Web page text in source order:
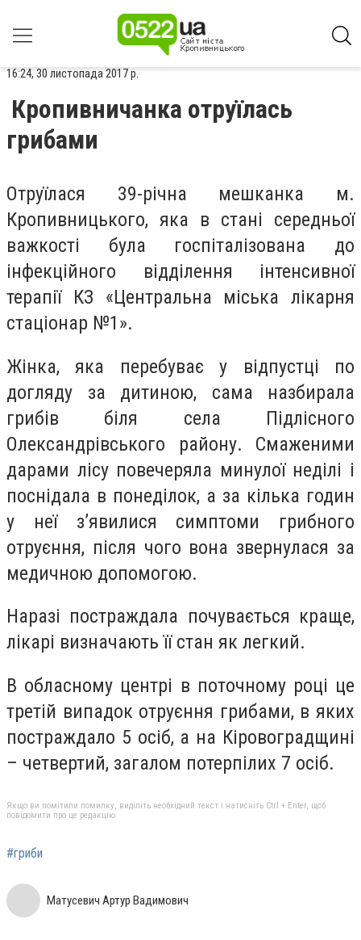
16:24, 30 листопада 2017 р.
Кропивничанка отруїлась
грибами
Отруїлася 39-річна мешканка м.
Кропивницького, яка в стані середньої
важкості була госпіталізована до
інфекційного відділення інтенсивної
терапії КЗ «Центральна міська лікарня
стаціонар №1».
Жінка, яка перебуває у відпустці по
догляду за дитиною, сама назбирала
грибів біля села Підлісного
Олександрівського району. Смаженими
дарами лісу повечеряла минулої неділі і
поснідала в понеділок, а за кілька годин
у неї з’явилися симптоми грибного
отруєння, після чого вона звернулася за
медичною допомогою.
Наразі постраждала почувається краще,
лікарі визначають її стан як легкий.
В обласному центрі в поточному році це
третій випадок отруєння грибами, в яких
постраждало 5 осіб, а на Кіровоградщині
– четвертий, загалом потерпілих 7 осіб.
Якщо ви помітили помилку, виділіть необхідний текст і натисніть Ctrl + Enter, щоб
повідомити про це редакцію
#гриби
Матусевич Артур Вадимович